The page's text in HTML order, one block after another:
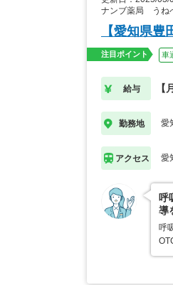
ナンブ薬局 うね
【愛知県
注目ポイント 車
給与
勤務地 愛
アクセス 愛
呼
導
呼